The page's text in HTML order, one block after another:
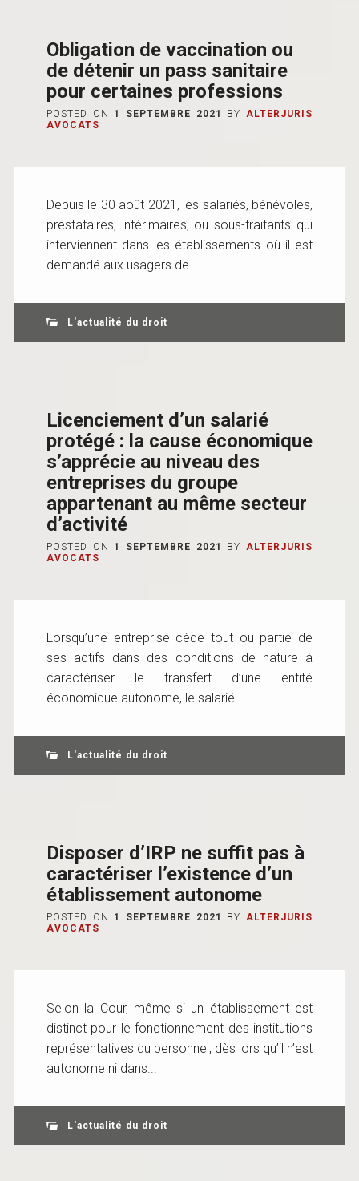
Obligation de vaccination ou
de détenir un pass sanitaire
pour certaines professions
POSTED ON 1 SEPTEMBRE 2021 BY ALTERJURIS
AVOCATS
Depuis le 30 août 2021, les salariés, bénévoles,
prestataires, intérimaires, ou sous-traitants qui
interviennent dans les établissements où il est
demandé aux usagers de...
L'actualité du droit
Licenciement d’un salarié
protégé : la cause économique
s’apprécie au niveau des
entreprises du groupe
appartenant au même secteur
d’activité
POSTED ON 1 SEPTEMBRE 2021 BY ALTERJURIS
AVOCATS
Lorsqu’une entreprise cède tout ou partie de
ses actifs dans des conditions de nature à
caractériser le transfert d’une entité
économique autonome, le salarié...
L'actualité du droit
Disposer d’IRP ne suffit pas à
caractériser l’existence d’un
établissement autonome
POSTED ON 1 SEPTEMBRE 2021 BY ALTERJURIS
AVOCATS
Selon la Cour, même si un établissement est
distinct pour le fonctionnement des institutions
représentatives du personnel, dès lors qu’il n’est
autonome ni dans...
L'actualité du droit